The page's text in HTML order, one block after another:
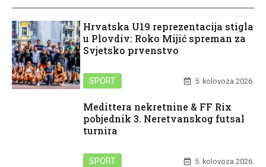
Hrvatska U19 reprezentacija stigla
u Plovdiv: Roko Mijić spreman za
Svjetsko prvenstvo
SPORT 5. kolovoza 2026.
Medittera nekretnine & FF Rix
pobjednik 3. Neretvanskog futsal
turnira
SPORT 5. kolovoza 2026.